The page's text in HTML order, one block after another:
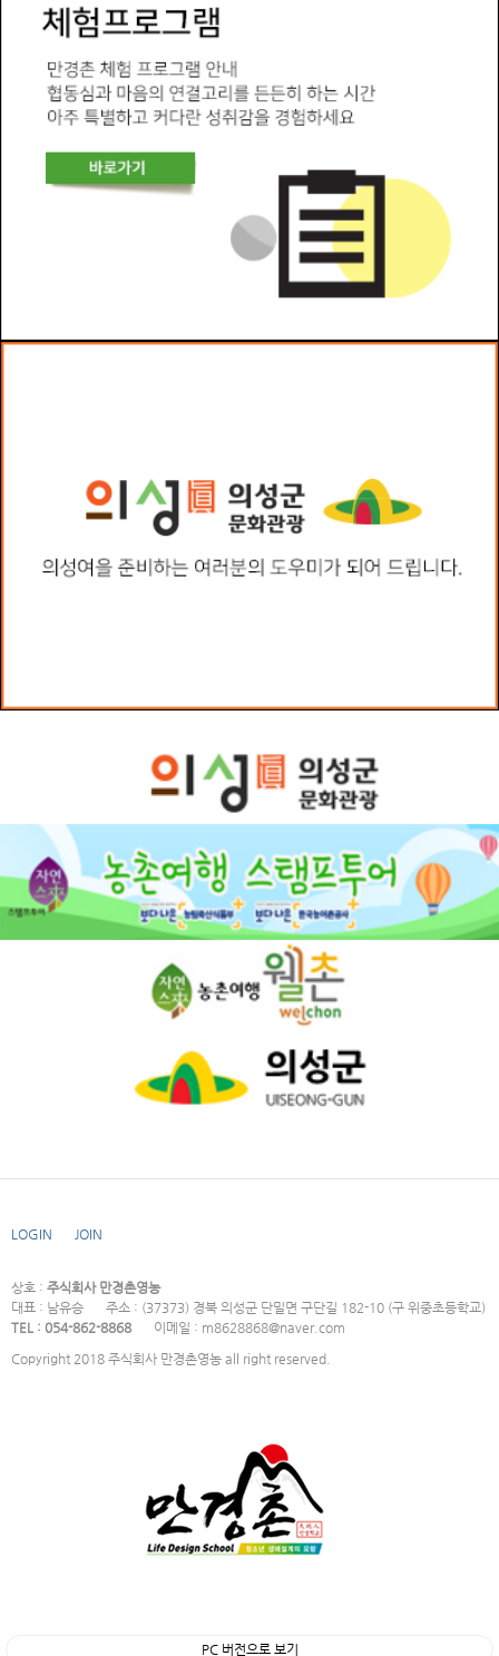
LOGIN JOIN
상호 : 주식회사 만경촌영농
대표 : 남유승
주소 : (37373) 경북 의성군 단밀면 구단길 182-10 (구 위중초등학교)
TEL : 054-862-8868
이메일 : m8628868@naver.com
Copyright 2018 주식회사 만경촌영농 all right reserved.
PC 버전으로 보기